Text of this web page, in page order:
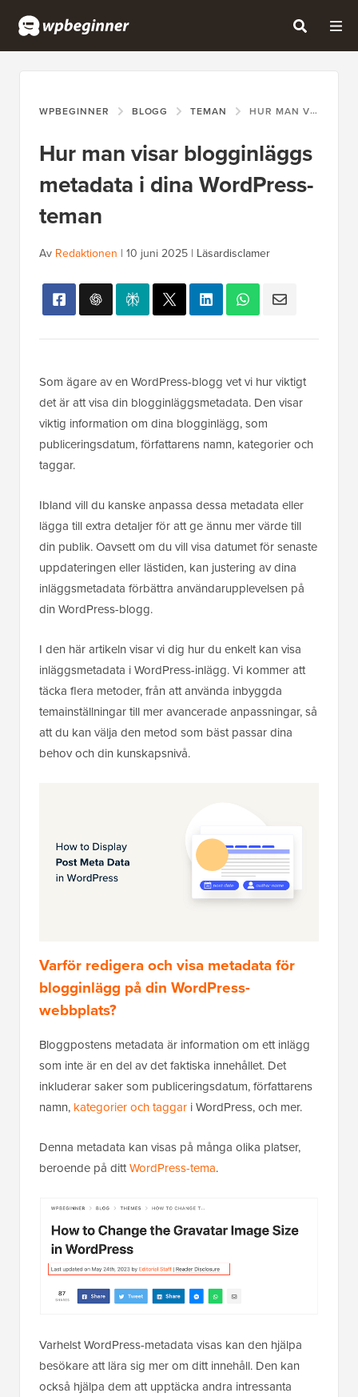
WPBEGINNER BLOGG TEMAN HUR MAN VISAR BLOGGINLÄGGS METADATA I DINA WORDPRESS-TEMAN
Hur man visar blogginläggs
metadata i dina WordPress-
teman
Av Redaktionen | 10 juni 2025 | Läsardisclamer
Som ägare av en WordPress-blogg vet vi hur viktigt
det är att visa din blogginläggsmetadata. Den visar
viktig information om dina blogginlägg, som
publiceringsdatum, författarens namn, kategorier och
taggar.
Ibland vill du kanske anpassa dessa metadata eller
lägga till extra detaljer för att ge ännu mer värde till
din publik. Oavsett om du vill visa datumet för senaste
uppdateringen eller lästiden, kan justering av dina
inläggsmetadata förbättra användarupplevelsen på
din WordPress-blogg.
I den här artikeln visar vi dig hur du enkelt kan visa
inläggsmetadata i WordPress-inlägg. Vi kommer att
täcka flera metoder, från att använda inbyggda
temainställningar till mer avancerade anpassningar, så
att du kan välja den metod som bäst passar dina
behov och din kunskapsnivå.
Varför redigera och visa metadata för
blogginlägg på din WordPress-
webbplats?
Bloggpostens metadata är information om ett inlägg
som inte är en del av det faktiska innehållet. Det
inkluderar saker som publiceringsdatum, författarens
namn, kategorier och taggar i WordPress, och mer.
Denna metadata kan visas på många olika platser,
beroende på dittWordPress-tema.
Varhelst WordPress-metadata visas kan den hjälpa
besökare att lära sig mer om ditt innehåll. Den kan
också hjälpa dem att upptäcka andra intressanta